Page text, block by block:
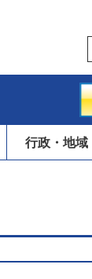
行政・地域